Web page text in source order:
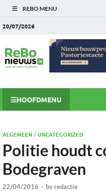
REBO MENU
20/07/2026
HOOFDMENU
ALGEMEEN/UNCATEGORIZED
Politie houdt
Bodegraven
22/04/2016 - by redactie